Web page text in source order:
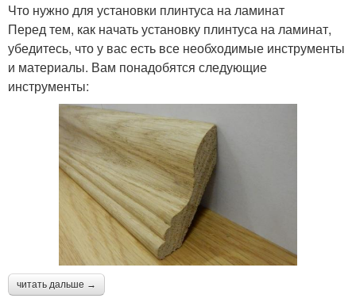
Что нужно для установки плинтуса на ламинат
Перед тем, как начать установку плинтуса на ламинат,
убедитесь, что у вас есть все необходимые инструменты
и материалы. Вам понадобятся следующие
инструменты:
читать дальше →